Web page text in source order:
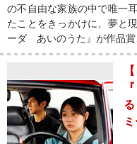
の不自由な家族の中で唯一
たことをきっかけに、夢と
ーダ あいのうた』が作品賞